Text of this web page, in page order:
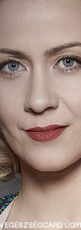
EGÉSZSÉGCARD